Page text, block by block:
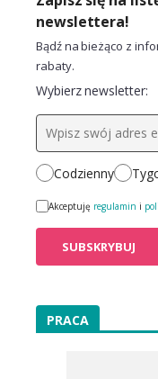
newslettera!
Bądź na bieżąco z
rabaty.
Wybierz newsletter:
Codzienny
Akceptuję regulamin i
PRACA